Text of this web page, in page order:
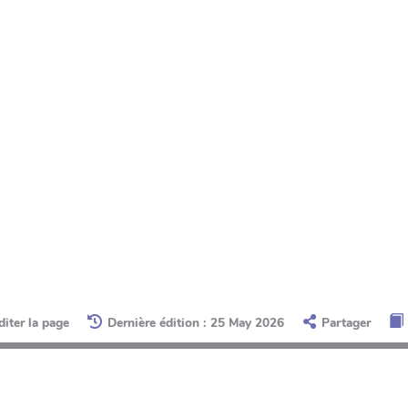
la page Dernière édition : 25 May 2026 Partager